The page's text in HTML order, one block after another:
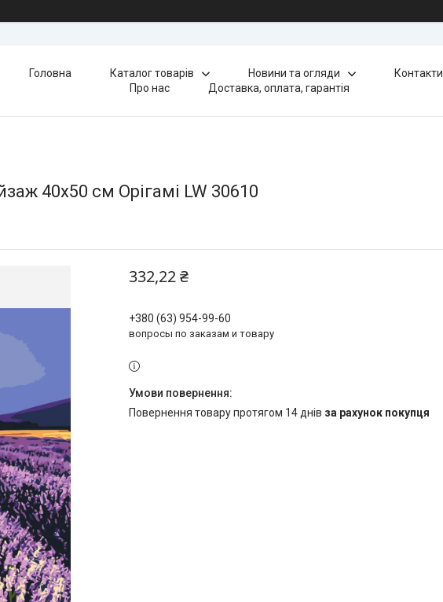
Головна Каталог товарів Новини та огляди
Контакти
Про нас
Доставка, оплата, гарантія
40x50 см Орігамі LW 30610
332,22 ₴
+380 (63) 954-99-60
вопросы по заказам и товару
повернення товару протягом 14 днів за рахунок покупця